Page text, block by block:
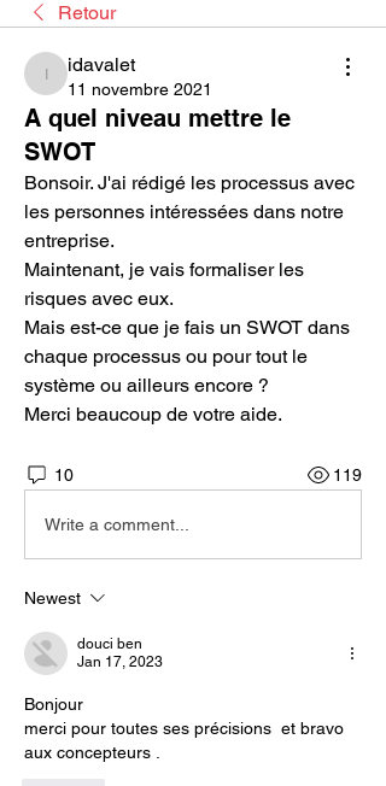
Retour
idavalet
idavalet
11 novembre 2021
A quel niveau mettre le
SWOT
Bonsoir. J'ai rédigé les processus avec
les personnes intéressées dans notre
entreprise.
Maintenant, je vais formaliser les
risques avec eux.
Mais est-ce que je fais un SWOT dans
chaque processus ou pour tout le
système ou ailleurs encore ?
Merci beaucoup de votre aide.
10 119
Write a comment...
Newest
douci ben
Jan 17, 2023
Bonjour
merci pour toutes ses précisions  et bravo
aux concepteurs .